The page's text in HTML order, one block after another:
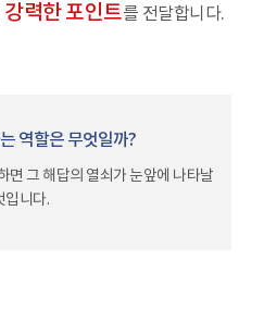
강력한 포인트를 전달합니다.
역할은 무엇일까?
면 그 해답의 열쇠가 눈앞에 나타날
입니다.